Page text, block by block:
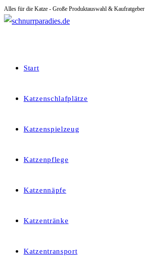
Zum
Inhalt
Alles für die Katze - Große Produktauswahl & Kaufratgeber
Start
Katzenschlafplätze
Katzenspielzeug
Katzenpflege
Katzennäpfe
Katzentränke
Katzentransport